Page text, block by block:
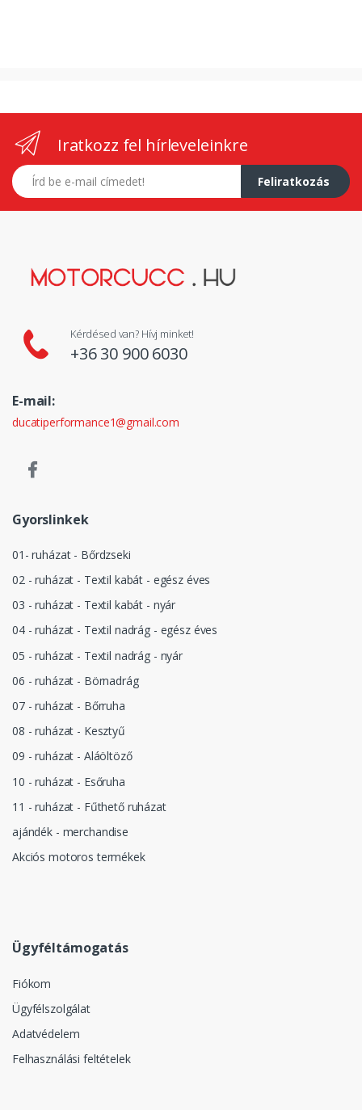
Iratkozz fel hírleveleinkre
E-mail címed
Feliratkozás
Kérdésed van? Hívj minket!
+36 30 900 6030
E-mail:
ducatiperformance1@gmail.com
Gyorslinkek
01- ruházat - Bőrdzseki
02 - ruházat - Textil kabát - egész éves
03 - ruházat - Textil kabát - nyár
04 - ruházat - Textil nadrág - egész éves
05 - ruházat - Textil nadrág - nyár
06 - ruházat - Börnadrág
07 - ruházat - Bőrruha
08 - ruházat - Kesztyű
09 - ruházat - Aláöltöző
10 - ruházat - Esőruha
11 - ruházat - Fűthető ruházat
ajándék - merchandise
Akciós motoros termékek
Ügyféltámogatás
Fiókom
Ügyfélszolgálat
Adatvédelem
Felhasználási feltételek